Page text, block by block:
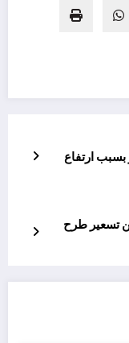
ارتفاع
تسعير طرح